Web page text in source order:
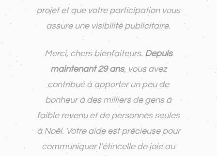
projet et que votre participation vous
assure une visibilité publicitaire.
Merci, chers bienfaiteurs. Depuis
maintenant 29 ans, vous avez
contribué à apporter un peu de
bonheur à des milliers de gens à
faible revenu et de personnes seules
à Noël. Votre aide est précieuse pour
communiquer l’étincelle de joie au